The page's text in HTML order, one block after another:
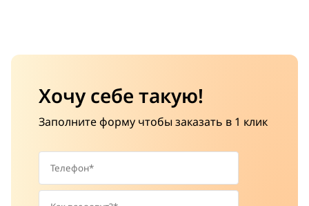
Хочу себе такую!
Заполните форму чтобы заказать в 1 клик